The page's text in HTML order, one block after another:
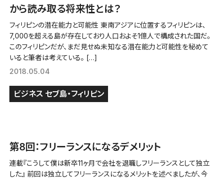
から読み取る将来性とは？
フィリピンの潜在能力と可能性 東南アジアに位置するフィリピンは、
7,000を超える島が存在しており人口およそ1億人で構成された国だ。
このフィリピンだが、まだ見せぬ未知なる潜在能力と可能性を秘めて
いると筆者は考えている。 […]
2018.05.04
ビジネス セブ島・フィリピン
第8回：フリーランスになるデメリット
連載『こうして僕は新卒11ヶ月で会社を退職しフリーランスとして独立
した』 前回は独立してフリーランスになるメリットを述べましたが、今